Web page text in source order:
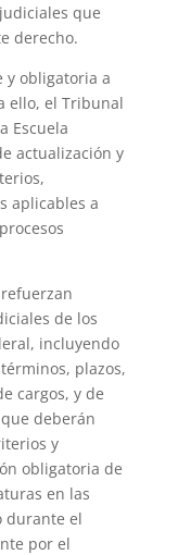
que
derecho.
y obligatoria a
ello, el Tribunal
Escuela
actualización y
aplicables a
de los
incluyendo
plazos,
cargos, y de
deberán
y
obligatoria de
en las
durante el
por el